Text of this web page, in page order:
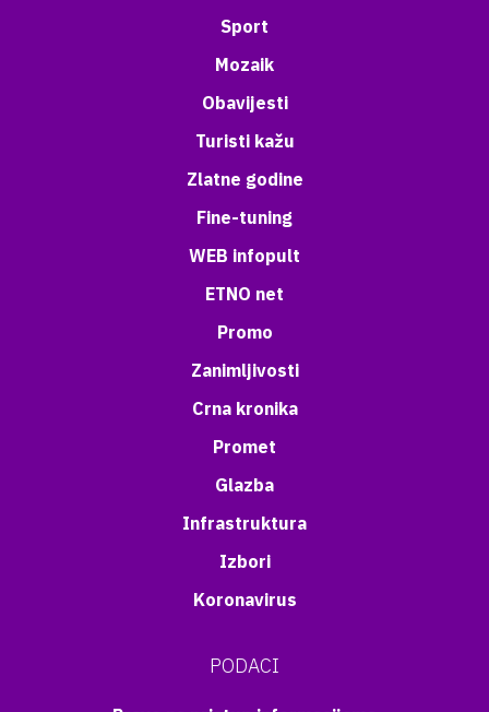
Sport
Mozaik
Obavijesti
Turisti kažu
Zlatne godine
Fine-tuning
WEB infopult
ETNO net
Promo
Zanimljivosti
Crna kronika
Promet
Glazba
Infrastruktura
Izbori
Koronavirus
PODACI